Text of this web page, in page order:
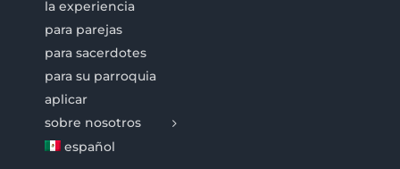
la experiencia
para parejas
para sacerdotes
para su parroquia
aplicar
sobre nosotros
español